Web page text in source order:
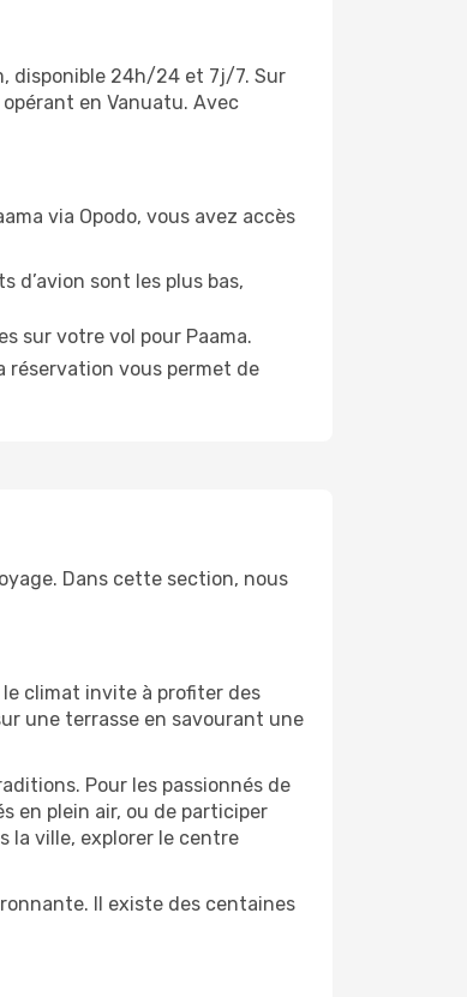
disponible 24h/24 et 7j/7. Sur
en Vanuatu. Avec
via Opodo, vous avez accès
d’avion sont les plus bas,
sur votre vol pour Paama.
réservation vous permet de
Dans cette section, nous
climat invite à profiter des
une terrasse en savourant une
Pour les passionnés de
en plein air, ou de participer
la ville, explorer le centre
Il existe des centaines